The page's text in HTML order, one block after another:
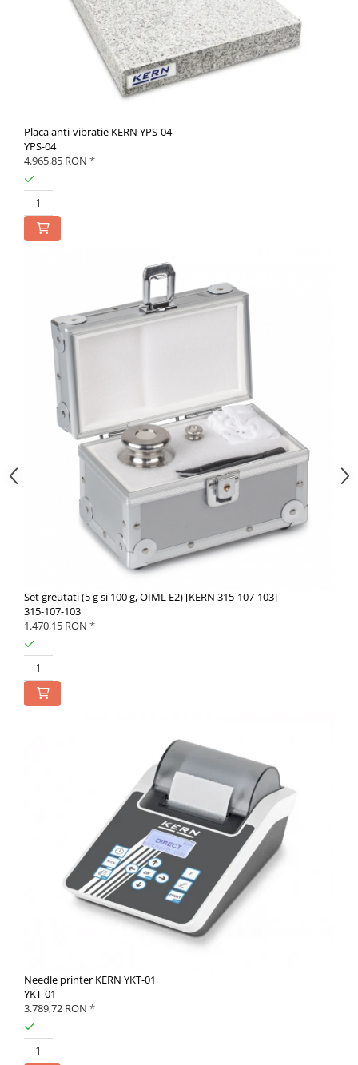
Placa anti-vibratie KERN YPS-04
YPS-04
4.965,85 RON *
Set greutati (5 g si 100 g, OIML E2) [KERN 315-107-103]
315-107-103
1.470,15 RON *
Needle printer KERN YKT-01
YKT-01
3.789,72 RON *